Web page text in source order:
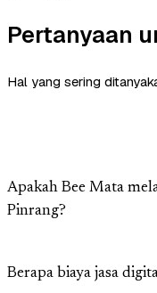
Pertanyaan
Hal yang sering
Apakah Bee Mata
Pinrang?
Berapa biaya jasa